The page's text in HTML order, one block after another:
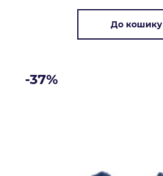
До кошику
-37%